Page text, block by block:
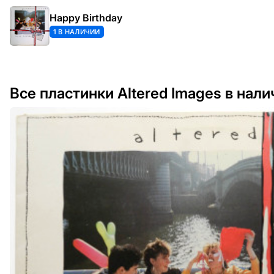
Happy Birthday
1 В НАЛИЧИИ
Все пластинки Altered Images в